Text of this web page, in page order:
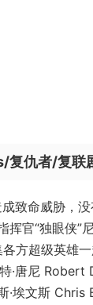
复仇者/复联
致命威胁，
官“独眼侠
方超级英雄
唐尼 Robert
埃文斯